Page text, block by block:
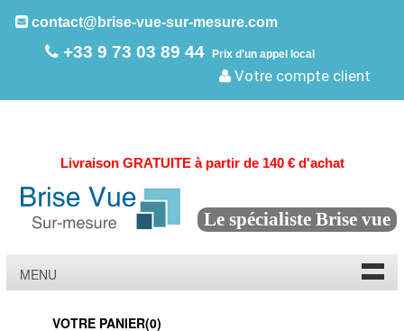
contact@brise-vue-sur-mesure.com
+33 9 73 03 89 44 Prix d'un appel local
Votre compte client
Livraison GRATUITE à partir de 140 € d'achat
Le spécialiste Brise vue
MENU
VOTRE PANIER(0)